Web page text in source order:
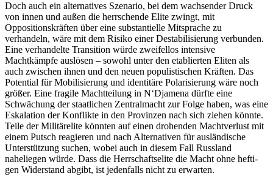
Doch auch ein alternatives Szenario, bei dem wachsender Druck
von innen und außen die herrschende Elite zwingt, mit
Oppositionskräften über eine substantielle Mit­sprache zu
verhandeln, wäre mit dem Risiko einer Destabilisierung verbunden.
Eine verhandelte Transition würde zweifel­los intensive
Machtkämpfe auslösen – so­wohl unter den etablierten Eliten als
auch zwischen ihnen und den neuen populistischen Kräften. Das
Potential für Mobilisierung und identitäre Polarisierung wäre noch
größer. Eine fragile Machtteilung in N‘Djamena dürfte eine
Schwächung der staatlichen Zentralmacht zur Folge haben, was eine
Eskalation der Konflikte in den Pro­vinzen nach sich ziehen könnte.
Teile der Militärelite könnten auf einen drohenden Machtverlust mit
einem Putsch reagie­ren und nach Alternativen für ausländische
Unterstützung suchen, wobei auch in die­sem Fall Russland
naheliegen würde. Dass die Herrschaftselite die Macht ohne hefti­
gen Widerstand abgibt, ist jedenfalls nicht zu erwarten.